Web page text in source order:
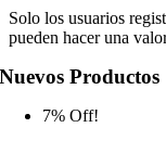
Solo los usuarios
pueden hacer una
Nuevos Productos
7% Off!